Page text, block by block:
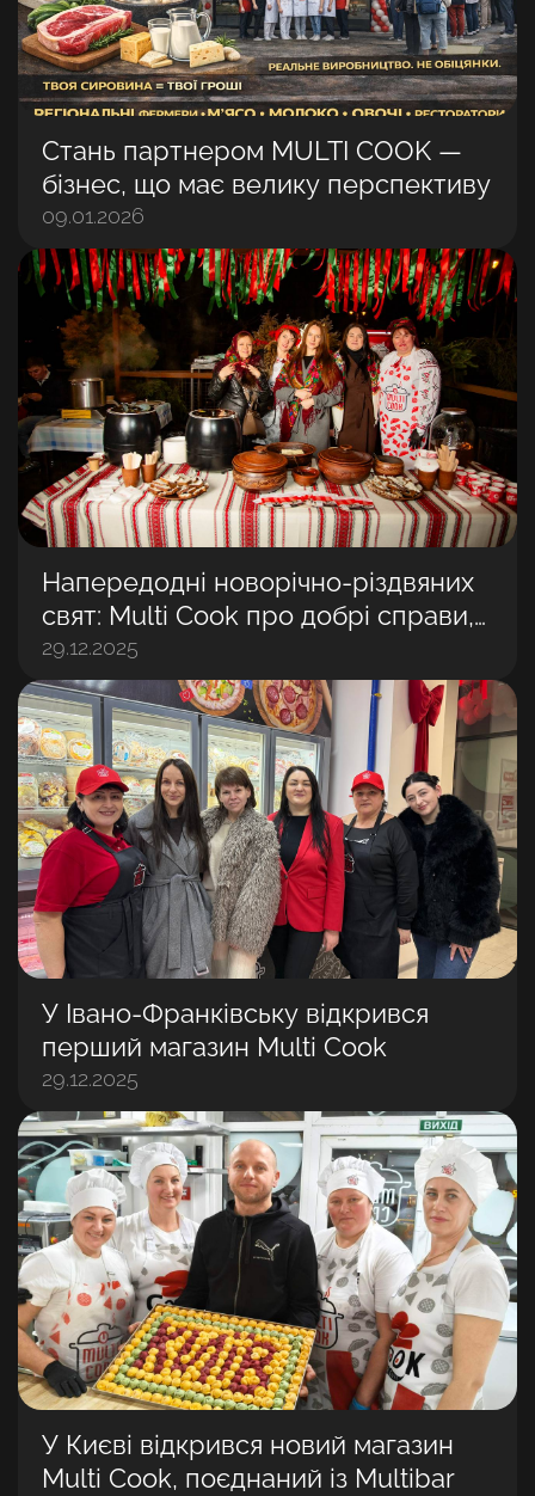
Стань партнером MULTI COOK —
бізнес, що має велику перспективу
09.01.2026
Напередодні новорічно-різдвяних
свят: Multi Cook про добрі справи,
які зігрівають серця
29.12.2025
У Івано-Франківську відкрився
перший магазин Multi Cook
29.12.2025
У Києві відкрився новий магазин
Multi Cook, поєднаний із Multibar